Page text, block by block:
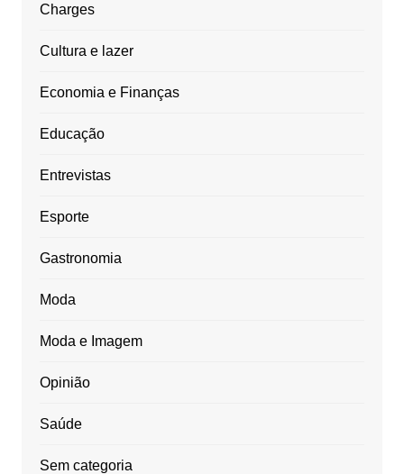
Charges
Cultura e lazer
Economia e Finanças
Educação
Entrevistas
Esporte
Gastronomia
Moda
Moda e Imagem
Opinião
Saúde
Sem categoria